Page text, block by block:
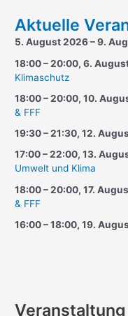
Aktuelle
5. August 2026–9.
18:00–20:00,6.
Klimaschutz
18:00–20:00,10.
& FFF
19:30–21:30,12.
17:00–22:00,13.
Umwelt und Klima
18:00–20:00,17.
& FFF
16:00–18:00,19.